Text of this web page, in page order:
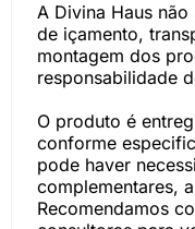
A Divina Haus
de içamento,
montagem dos
responsabilidade
O produto é
conforme
pode haver
complementares,
Recomendamos